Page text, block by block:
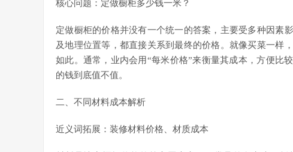
核心问题：定做橱柜多少钱一米？
定做橱柜的价格并没有一个统一的答案，主要受多种因素
及地理位置等，都直接关系到最终的价格。就像买菜一样
如此。通常，业内会用“每米价格”来衡量其成本，方便比
的钱到底值不值。
二、不同材料成本解析
近义词拓展：装修材料价格、材质成本